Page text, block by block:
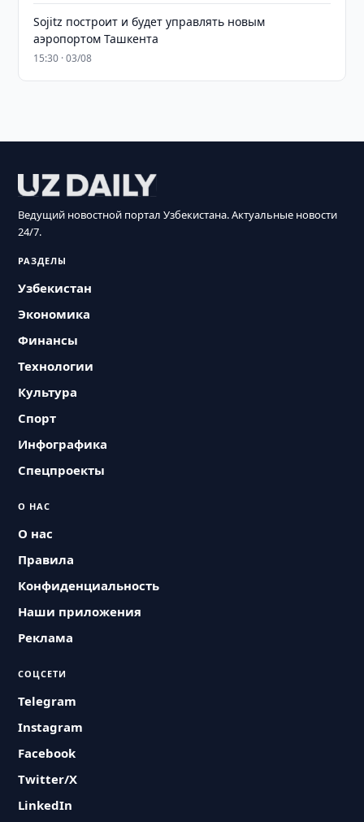
Sojitz построит и будет управлять новым
аэропортом Ташкента
15:30 · 03/08
Ведущий новостной портал Узбекистана. Актуальные новости
24/7.
РАЗДЕЛЫ
Узбекистан
Экономика
Финансы
Технологии
Культура
Спорт
Инфографика
Спецпроекты
О НАС
О нас
Правила
Конфиденциальность
Наши приложения
Реклама
СОЦСЕТИ
Telegram
Instagram
Facebook
Twitter/X
LinkedIn